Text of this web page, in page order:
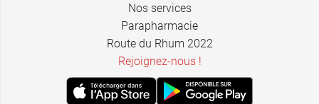
Nos services
Parapharmacie
Route du Rhum 2022
Rejoignez-nous !